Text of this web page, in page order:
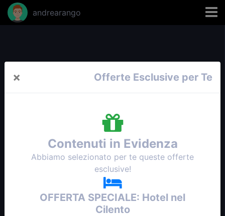
andrearango
Offerte Esclusive per Te
×
Contenuti in Evidenza
Abbiamo selezionato per te queste offerte
esclusive!
OFFERTA SPECIALE: Hotel nel
Cilento